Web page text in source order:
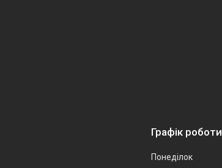
Графік роботи
Понеділок